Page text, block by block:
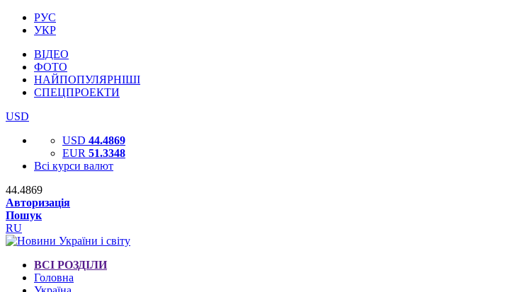
РУС
УКР
ВІДЕО
ФОТО
НАЙПОПУЛЯРНІШІ
СПЕЦПРОЕКТИ
USD
USD 44.4869
EUR 51.3348
Всі курси валют
44.4869
Авторизація
Пошук
RU
ВСІ РОЗДІЛИ
Головна